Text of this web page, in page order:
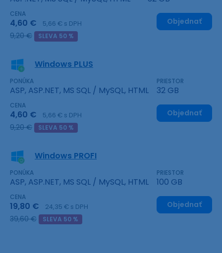
CENA
4,60 € 5,66 € s DPH
9,20 € SLEVA 50 %
Objednať
Windows PLUS
PONÚKA
ASP, ASP.NET, MS SQL / MySQL, HTML
PRIESTOR
32 GB
CENA
4,60 € 5,66 € s DPH
9,20 € SLEVA 50 %
Objednať
Windows PROFI
PONÚKA
ASP, ASP.NET, MS SQL / MySQL, HTML
PRIESTOR
100 GB
CENA
19,80 € 24,35 € s DPH
39,60 € SLEVA 50 %
Objednať